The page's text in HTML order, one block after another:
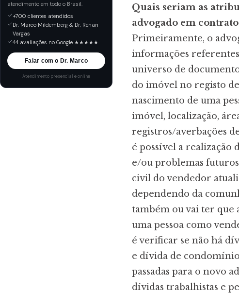
atendimento em todo o Brasil.
+700 clientes atendidos
Dr. Marco Mildemberg & Dr. Renan
Vargas
44 avaliações no Google ★★★★★
Falar com o Dr. Marco
Atendimento presencial e online
Quais seriam as
advogado em
Primeiramente, o
informações
universo de
do imóvel no registo
nascimento de uma
imóvel, localização,
registros/averbações
é possível a realização
e/ou problemas
civil do vendedor
dependendo da
também ou vai ter que
uma pessoa como
é verificar se não há
e dívida de
passadas para o novo
dívidas trabalhistas e